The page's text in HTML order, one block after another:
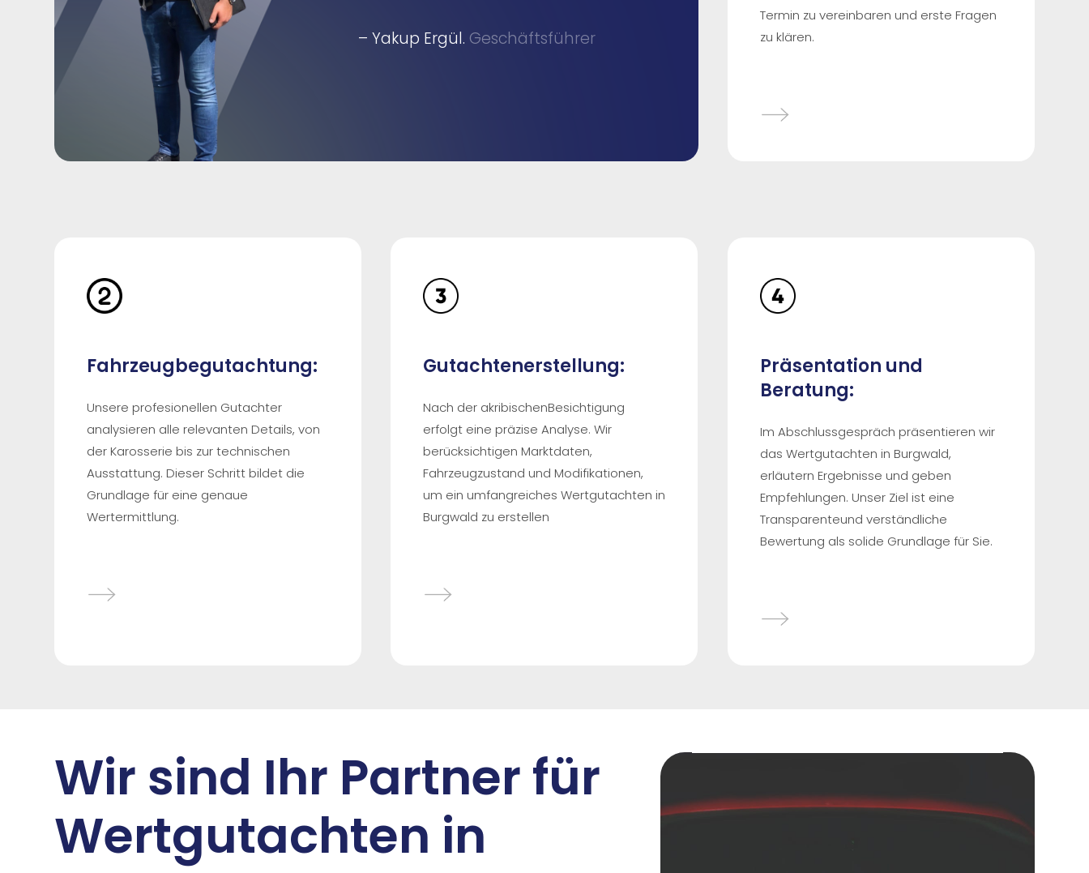
– Yakup Ergül. Geschäftsführer
Termin zu vereinbaren und erste Fragen
zu klären.
Fahrzeugbegutachtung:
Unsere profesionellen Gutachter
analysieren alle relevanten Details, von
der Karosserie bis zur technischen
Ausstattung. Dieser Schritt bildet die
Grundlage für eine genaue
Wertermittlung.
Gutachtenerstellung:
Nach der akribischenBesichtigung
erfolgt eine präzise Analyse. Wir
berücksichtigen Marktdaten,
Fahrzeugzustand und Modifikationen,
um ein umfangreiches Wertgutachten in
Burgwald zu erstellen
Präsentation und
Beratung:
Im Abschlussgespräch präsentieren wir
das Wertgutachten in Burgwald,
erläutern Ergebnisse und geben
Empfehlungen. Unser Ziel ist eine
Transparenteund verständliche
Bewertung als solide Grundlage für Sie.
Wir sind Ihr Partner für
Wertgutachten in